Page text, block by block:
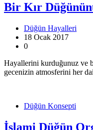
Bir Kır
Düğün Hayalleri
18 Ocak 2017
0
Hayallerini kurduğunuz ve
gecenizin atmosferini her
Düğün Konsepti
İslami Düğün